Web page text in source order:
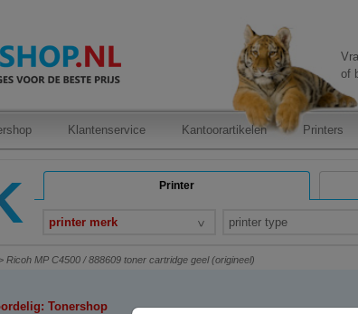
of
Klantenservice Kantoorartikelen Printers
Printer
printer merk printer type
Ricoh MP C4500 / 888609 toner cartridge geel (origineel)
Tonershop